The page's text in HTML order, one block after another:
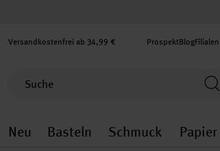
Versandkostenfrei ab 34,99 € ProspektBlogFilialen
Neu
Neu general.openMenu
Basteln
Basteln
Schmuck Papier